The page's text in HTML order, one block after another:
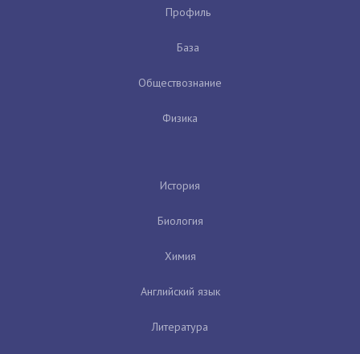
Профиль
База
Обществознание
Физика
История
Биология
Химия
Английский язык
Литература